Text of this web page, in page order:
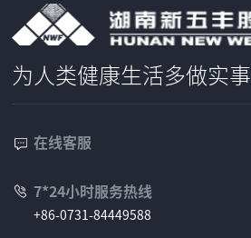
为人类健康生活多做实事
在线客服
7*24小时服务热线
+86-0731-84449588